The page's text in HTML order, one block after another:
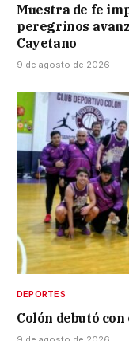
Muestra de fe
peregrinos
Cayetano
9 de agosto de 2026
DEPORTES
Colón debutó